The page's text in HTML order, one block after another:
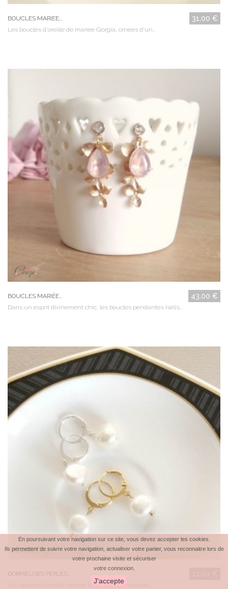
BOUCLES MARIEE... 31,00 €
Les boucles d'oreille de mariée Giorgia, ornées d'un...
BOUCLES MARIÉE... 43,00 €
Dans un esprit divinement chic, les boucles pendantes Isélis...
DORMEUSES PERLES...
Les boucles d'oreille mariée Elisa sont composées...
En poursuivant votre navigation sur ce site, vous devez accepter les cookies.
Ils permettent de suivre votre navigation, actualiser votre panier, vous reconnaitre lors de
votre prochaine visite et sécuriser
votre connexion.
J'accepte